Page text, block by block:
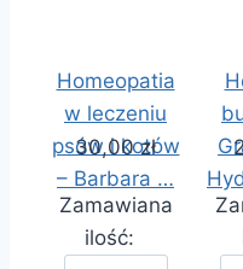
Homeopatia
w leczeniu
psów i kotów
– Barbara …
30,00 zł
Zamawiana
ilość: